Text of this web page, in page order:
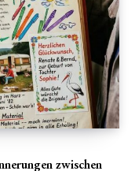
zwischen